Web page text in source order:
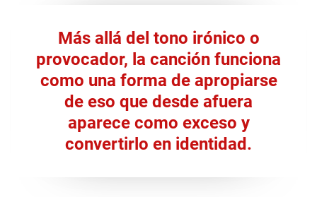
Más allá del tono irónico o
provocador, la canción funciona
como una forma de apropiarse
de eso que desde afuera
aparece como exceso y
convertirlo en identidad.